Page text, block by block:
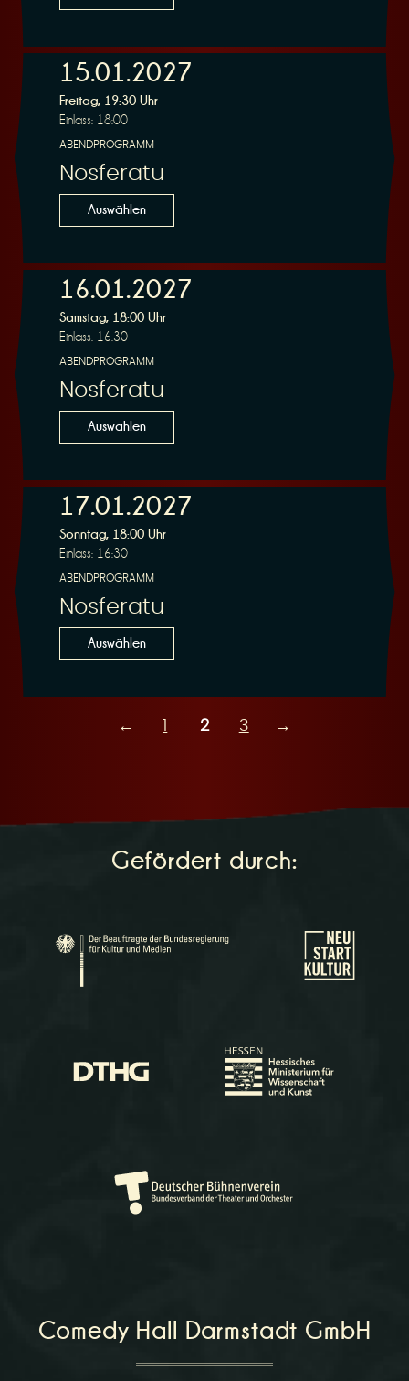
15.01.2027
Freitag, 19:30 Uhr
Einlass: 18:00
ABENDPROGRAMM
Nosferatu
Auswählen
16.01.2027
Samstag, 18:00 Uhr
Einlass: 16:30
ABENDPROGRAMM
Nosferatu
Auswählen
17.01.2027
Sonntag, 18:00 Uhr
Einlass: 16:30
ABENDPROGRAMM
Nosferatu
Auswählen
← 2 3 →
Gefördert durch:
Comedy Hall Darmstadt GmbH